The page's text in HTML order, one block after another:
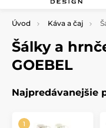
Úvod Káva a čaj
Šálky a
GOEBEL
Najpredávanejšie